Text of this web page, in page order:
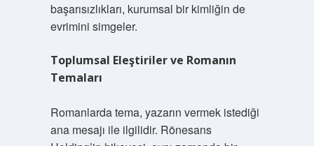
başarısızlıkları, kurumsal bir kimliğin de
evrimini simgeler.
Toplumsal Eleştiriler ve Romanın
Temaları
Romanlarda tema, yazarın vermek istediği
ana mesajı ile ilgilidir. Rönesans